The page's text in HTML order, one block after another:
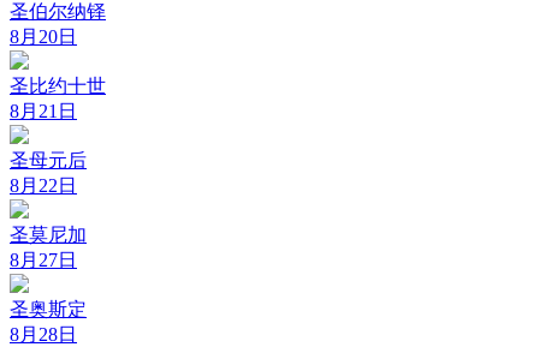
圣伯尔纳铎
8月20日
圣比约十世
8月21日
圣母元后
8月22日
圣莫尼加
8月27日
圣奥斯定
8月28日